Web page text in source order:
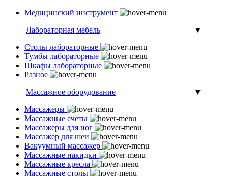
Медицинский инструмент
Лабораторная мебель
▼
Столы лабораторные
Тумбы лабораторные
Шкафы лабораторные
Разное
Массажное оборудование
▼
Массажеры
Массажные счеты
Массажеры для ног
Массажер для шеи
Вакуумный массажер
Массажные накидки
Массажные кресла
Массажные столы